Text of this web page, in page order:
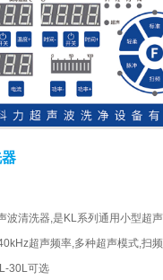
波清洗器,是KL系列通用小型超
超声频率,多种超声模式,扫
30L可选